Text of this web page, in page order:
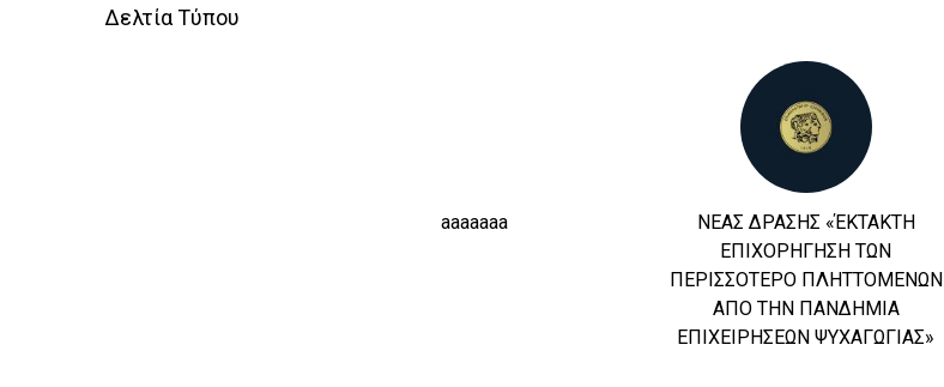
Δελτία Τύπου
aaaaaaa
ΝΕΑΣ ΔΡΑΣΗΣ «ΈΚΤΑΚΤΗ
ΕΠΙΧΟΡΗΓΗΣΗ ΤΩΝ
ΠΕΡΙΣΣΟΤΕΡΟ ΠΛΗΤΤΟΜΕΝΩΝ
ΑΠΟ ΤΗΝ ΠΑΝΔΗΜΙΑ
ΕΠΙΧΕΙΡΗΣΕΩΝ ΨΥΧΑΓΩΓΙΑΣ»